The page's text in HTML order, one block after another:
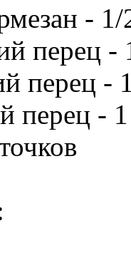
- 1/
перец -
перец -
перец -